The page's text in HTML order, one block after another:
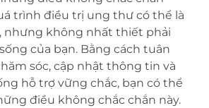
trình điều trị ung thư có thể là
nhưng không nhất thiết phải
của bạn. Bằng cách tuân
sóc, cập nhật thông tin và
hỗ trợ vững chắc, bạn có thể
điều không chắc chắn này.